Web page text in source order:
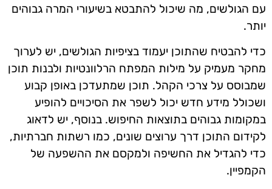
עם הגולשים, מה שיכול להתבטא בשיעורי המרה גבוהים
יותר.
כדי להבטיח שהתוכן יעמוד בציפיות הגולשים, יש לערוך
מחקר מעמיק על מילות המפתח הרלוונטיות ולבנות תוכן
שמבוסס על צרכי הקהל. תוכן שמתעדכן באופן קבוע
ושכולל מידע חדש יכול לשפר את הסיכויים להופיע
במקומות גבוהים בתוצאות החיפוש. בנוסף, יש לדאוג
לקידום התוכן דרך ערוצים שונים, כמו רשתות חברתיות,
כדי להגדיל את החשיפה ולמקסם את ההשפעה של
הקמפיין.